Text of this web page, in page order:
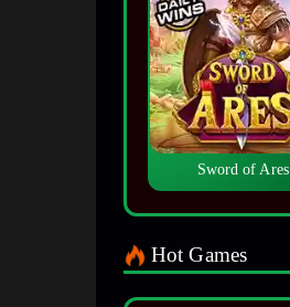
Sword of Ares
Hot Games